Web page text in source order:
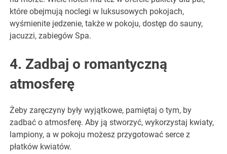
które obejmują noclegi w luksusowych pokojach,
wyśmienite jedzenie, także w pokoju, dostęp do sauny,
jacuzzi, zabiegów Spa.
4. Zadbaj o romantyczną
atmosferę
Żeby zaręczyny były wyjątkowe, pamiętaj o tym, by
zadbać o atmosferę. Aby ją stworzyć, wykorzystaj kwiaty,
lampiony, a w pokoju możesz przygotować serce z
płatków kwiatów.